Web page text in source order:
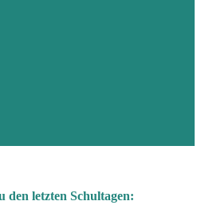
den letzten Schultagen: